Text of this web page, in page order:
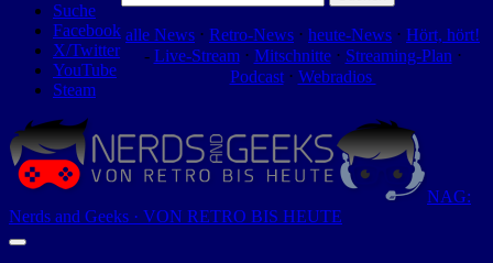
Suche
Facebook
X/Twitter
YouTube
Steam
nach:
alle News ⋅ Retro-News ⋅ heute-News ⋅ Hört, hört!
- Live-Stream⋅ Mitschnitte⋅ Streaming-Plan ⋅
Podcast⋅ Webradios
NAG:
Nerds and Geeks · VON RETRO BIS HEUTE